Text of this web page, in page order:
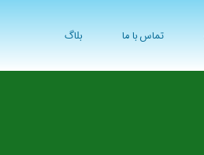
تماس با ما بلاگ